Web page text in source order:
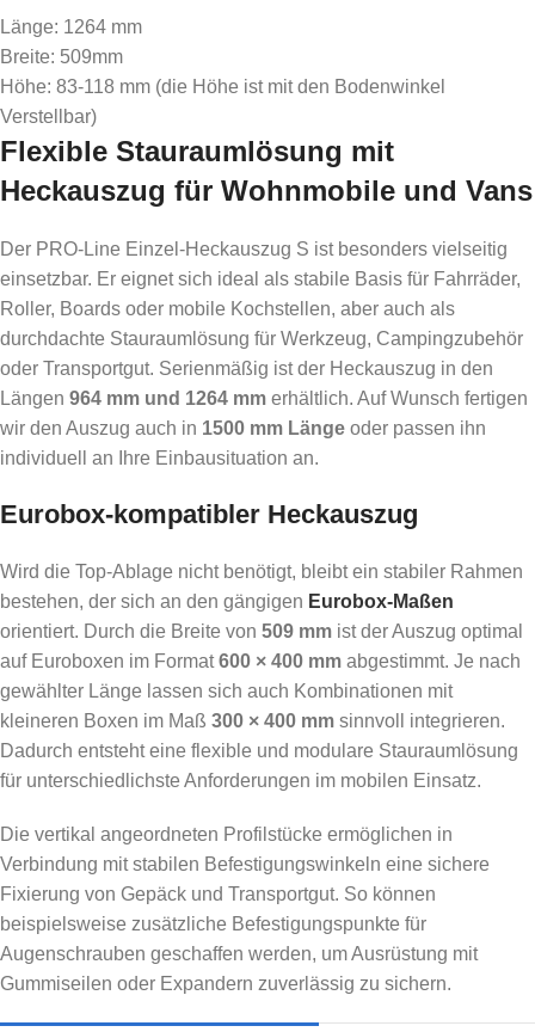
Länge: 1264 mm
Breite: 509mm
Höhe: 83-118 mm (die Höhe ist mit den Bodenwinkel
Verstellbar)
Flexible Stauraumlösung mit
Heckauszug für Wohnmobile und Vans
Der PRO-Line Einzel-Heckauszug S ist besonders vielseitig
einsetzbar. Er eignet sich ideal als stabile Basis für Fahrräder,
Roller, Boards oder mobile Kochstellen, aber auch als
durchdachte Stauraumlösung für Werkzeug, Campingzubehör
oder Transportgut. Serienmäßig ist der Heckauszug in den
Längen 964 mm und 1264 mm erhältlich. Auf Wunsch fertigen
wir den Auszug auch in 1500 mm Länge oder passen ihn
individuell an Ihre Einbausituation an.
Eurobox-kompatibler Heckauszug
Wird die Top-Ablage nicht benötigt, bleibt ein stabiler Rahmen
bestehen, der sich an den gängigen Eurobox-Maßen
orientiert. Durch die Breite von 509 mm ist der Auszug optimal
auf Euroboxen im Format600 × 400 mm abgestimmt. Je nach
gewählter Länge lassen sich auch Kombinationen mit
kleineren Boxen im Maß 300 × 400 mm sinnvoll integrieren.
Dadurch entsteht eine flexible und modulare Stauraumlösung
für unterschiedlichste Anforderungen im mobilen Einsatz.
Die vertikal angeordneten Profilstücke ermöglichen in
Verbindung mit stabilen Befestigungswinkeln eine sichere
Fixierung von Gepäck und Transportgut. So können
beispielsweise zusätzliche Befestigungspunkte für
Augenschrauben geschaffen werden, um Ausrüstung mit
Gummiseilen oder Expandern zuverlässig zu sichern.